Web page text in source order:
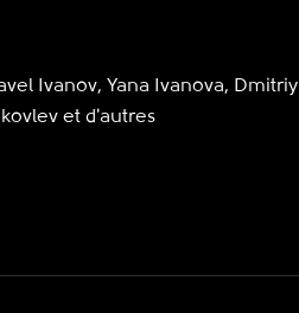
Ivanov, Yana Ivanova, Dmitriy
et d'autres